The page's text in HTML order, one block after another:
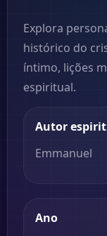
Explora
histórico do
íntimo, lições
espiritual.
Autor
Emmanuel
Ano